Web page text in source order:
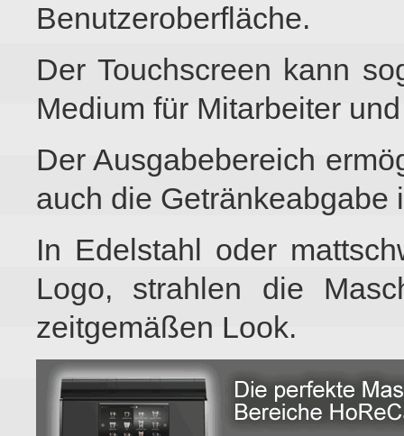
Benutzeroberfläche.
Der Touchscreen kann
Medium für Mitarbeiter
Der Ausgabebereich
auch die Getränkeabgabe
In Edelstahl oder
Logo, strahlen die
zeitgemäßen Look.